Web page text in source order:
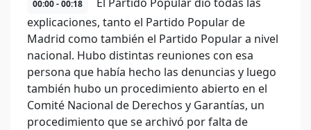
00:00 - 00:18
explicaciones, tanto el Partido Popular de
Madrid como también el Partido Popular a nivel
nacional. Hubo distintas reuniones con esa
persona que había hecho las denuncias y luego
también hubo un procedimiento abierto en el
Comité Nacional de Derechos y Garantías, un
procedimiento que se archivó por falta de